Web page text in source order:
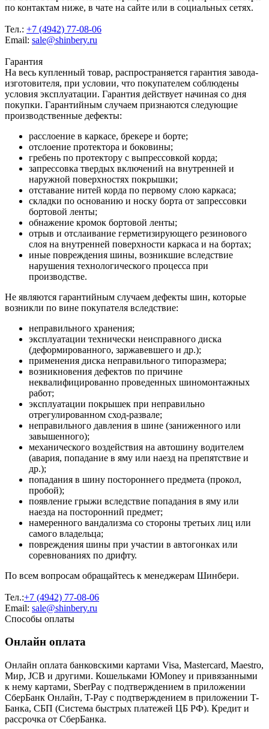
по контактам ниже, в чате на сайте или в социальных сетях.
Тел.: +7 (4942) 77-08-06
Email: sale@shinbery.ru
Гарантия
На весь купленный товар, распространяется гарантия завода-
изготовителя, при условии, что покупателем соблюдены
условия эксплуатации. Гарантия действует начиная со дня
покупки. Гарантийным случаем признаются следующие
производственные дефекты:
расслоение в каркасе, брекере и борте;
отслоение протектора и боковины;
гребень по протектору с выпрессовкой корда;
запрессовка твердых включений на внутренней и
наружной поверхностях покрышки;
отставание нитей корда по первому слою каркаса;
складки по основанию и носку борта от запрессовки
бортовой ленты;
обнажение кромок бортовой ленты;
отрыв и отслаивание герметизирующего резинового
слоя на внутренней поверхности каркаса и на бортах;
иные повреждения шины, возникшие вследствие
нарушения технологического процесса при
производстве.
Не являются гарантийным случаем дефекты шин, которые
возникли по вине покупателя вследствие:
неправильного хранения;
эксплуатации технически неисправного диска
(деформированного, заржавевшего и др.);
применения диска неправильного типоразмера;
возникновения дефектов по причине
неквалифицированно проведенных шиномонтажных
работ;
эксплуатации покрышек при неправильно
отрегулированном сход-развале;
неправильного давления в шине (заниженного или
завышенного);
механического воздействия на автошину водителем
(авария, попадание в яму или наезд на препятствие и
др.);
попадания в шину постороннего предмета (прокол,
пробой);
появление грыжи вследствие попадания в яму или
наезда на посторонний предмет;
намеренного вандализма со стороны третьих лиц или
самого владельца;
повреждения шины при участии в автогонках или
соревнованиях по дрифту.
По всем вопросам обращайтесь к менеджерам Шинбери.
Тел.:+7 (4942) 77-08-06
Email: sale@shinbery.ru
Способы оплаты
Онлайн оплата
Онлайн оплата банковскими картами Visa, Mastercard, Maestro,
Мир, JCB и другими. Кошельками ЮMoney и привязанными
к нему картами, SberPay с подтверждением в приложении
СберБанк Онлайн, T-Pay с подтверждением в приложении T-
Банка, СБП (Система быстрых платежей ЦБ РФ). Кредит и
рассрочка от СберБанка.